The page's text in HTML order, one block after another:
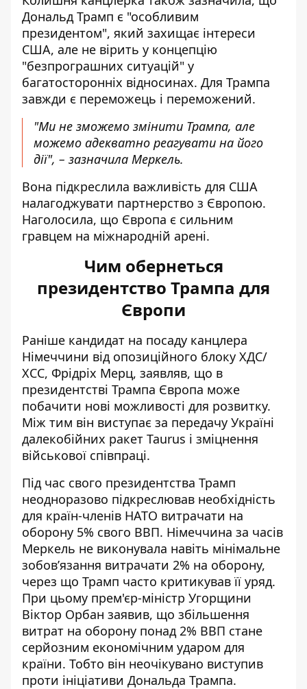
Дональд Трамп є "особливим
президентом", який захищає інтереси
США, але не вірить у концепцію
"безпрограшних ситуацій" у
багатосторонніх відносинах. Для Трампа
завжди є переможець і переможений.
"Ми не зможемо змінити Трампа, але
можемо адекватно реагувати на його
дії", – зазначила Меркель.
Вона підкреслила важливість для США
налагоджувати партнерство з Європою.
Наголосила, що Європа є сильним
гравцем на міжнародній арені.
Чим обернеться
президентство Трампа для
Європи
Раніше кандидат на посаду канцлера
Німеччини від опозиційного блоку ХДС/
ХСС, Фрідріх Мерц, заявляв, що в
президентстві Трампа Європа може
побачити нові можливості для розвитку.
Між тим він виступає за передачу Україні
далекобійних ракет Taurus і зміцнення
військової співпраці.
Під час свого президентства Трамп
неодноразово підкреслював необхідність
для країн-членів НАТО витрачати на
оборону 5% свого ВВП. Німеччина за часів
Меркель не виконувала навіть мінімальне
зобов’язання витрачати 2% на оборону,
через що Трамп часто критикував її уряд.
При цьому прем'єр-міністр Угорщини
Віктор Орбан заявив, що збільшення
витрат на оборону понад 2% ВВП стане
серйозним економічним ударом для
країни. Тобто він неочікувано виступив
проти ініціативи Дональда Трампа.